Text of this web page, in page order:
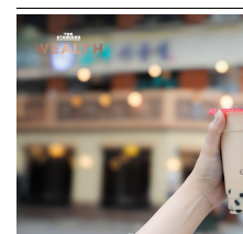
TAGS: ราคาน้ำมัน ค่าเงินเยน
เหตุการณ์ อิสราเอล vs อิ